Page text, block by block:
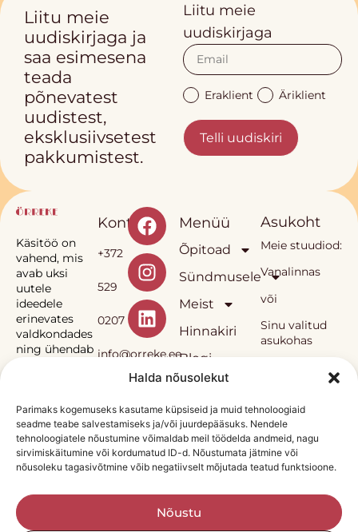
Halda nõusolekut
Parimaks kogemuseks kasutame küpsiseid ja muid tehnoloogiaid
seadme teabe salvestamiseks ja/või juurdepääsuks. Nendele
tehnoloogiatele nõustumine võimaldab meil töödelda andmeid, nagu
sirvimiskäitumine või kordumatud ID-d. Nõustumata jätmine või
nõusoleku tagasivõtmine võib negatiivselt mõjutada teatud funktsioone.
Nõustu
Liitu meie
uudiskirjaga ja
saa esimesena
teada
põnevatest
uudistest,
eksklusiivsetest
pakkumistest.
Liitu meie
uudiskirjaga
Eraklient Äriklient
Telli uudiskiri
Käsitöö on
vahend, mis
avab uksi
uutele
ideedele
erinevates
valdkondades
ning ühendab
Örrekese
õpitoad ja neis
kasutatav
metoodika on
all.
Kontakt
+372
529
0207
info@orreke.ee
OÜ
Menüü
Õpitoad
Sündmusele
Meist
Hinnakiri
Blogi
E-pood
Asukoht
Meie stuudiod:
Vanalinnas
või
Sinu valitud
asukohas